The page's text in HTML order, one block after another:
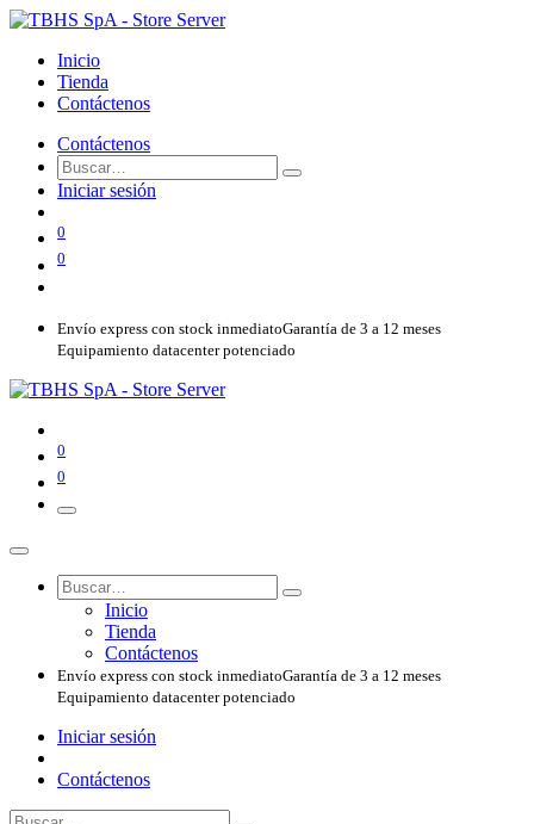
Inicio
Tienda
Contáctenos
Contáctenos
Iniciar sesión
0
0
Envío express con stock inmediatoGarantía de 3 a 12 meses
Equipamiento datacenter potenciado
0
0
Inicio
Tienda
Contáctenos
Envío express con stock inmediatoGarantía de 3 a 12 meses
Equipamiento datacenter potenciado
Iniciar sesión
Contáctenos